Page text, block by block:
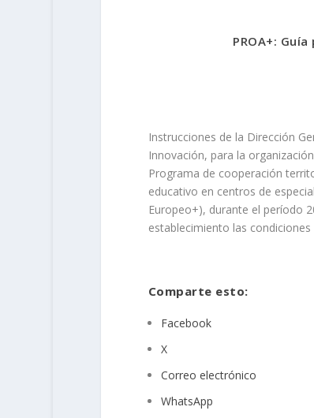
PROA+:
Instrucciones de la Dirección
Innovación, para la
Programa de cooperación
educativo en centros de
Europeo+), durante el período
establecimiento las
Comparte esto:
Facebook
X
Correo electrónico
WhatsApp